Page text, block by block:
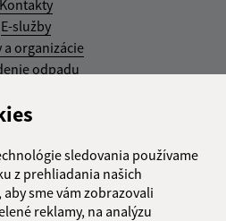
sledovania používame
z prehliadania našich
sme vám zobrazovali
reklamy, na analýzu
Kontakty
E-služby
a organizácie
odpadu
RSS
obsahu: